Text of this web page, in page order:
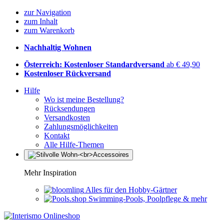
zur Navigation
zum Inhalt
zum Warenkorb
Nachhaltig Wohnen
Österreich: Kostenloser Standardversand ab € 49,90
Kostenloser Rückversand
Hilfe
Wo ist meine Bestellung?
Rücksendungen
Versandkosten
Zahlungsmöglichkeiten
Kontakt
Alle Hilfe-Themen
Mehr Inspiration
Alles für den Hobby-Gärtner
Swimming-Pools, Poolpflege & mehr